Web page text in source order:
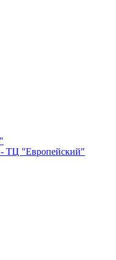
ТЦ "Европейский"